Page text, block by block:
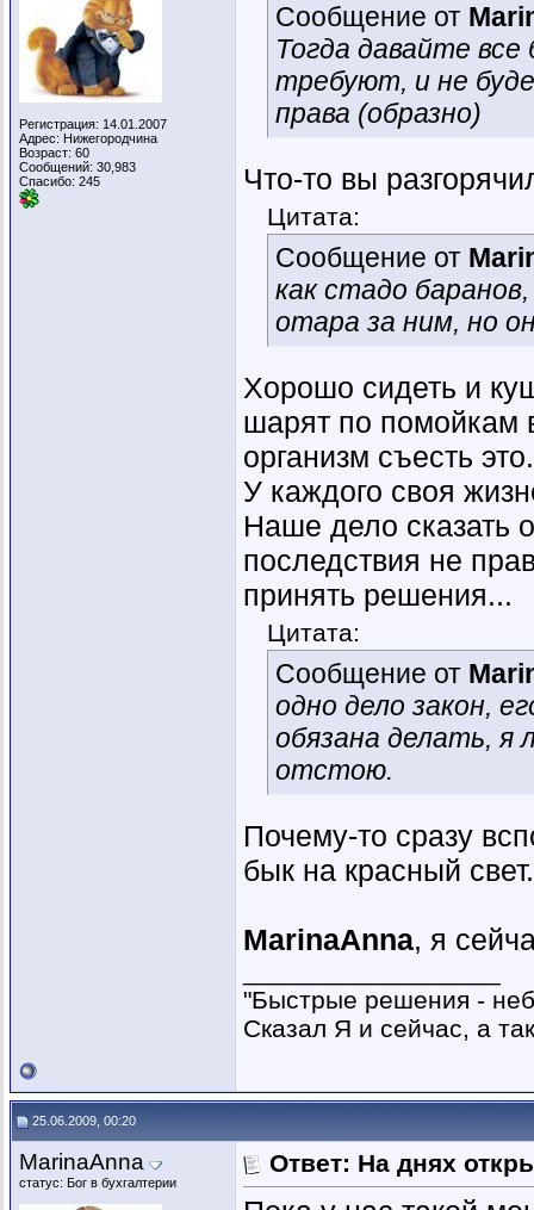
Регистрация: 14.01.2007
Адрес: Нижегородчина
Возраст: 60
Сообщений: 30,983
Спасибо: 245
Сообщение от
Тогда давайте
требуют, и не
права (образно)
Что-то вы
Цитата:
Сообщение от
как стадо
отара за ним, но
Хорошо сидеть и
шарят по помойкам
организм съесть
У каждого своя
Наше дело сказать
последствия не
принять решения...
Цитата:
Сообщение от
одно дело закон,
обязана делать, я
отстою.
Почему-то сразу
бык на красный
MarinaAnna, я
"Быстрые решения -
Сказал Я и сейчас, а
25.06.2009, 00:20
MarinaAnna
статус: Бог в бухгалтерии
Ответ: На днях